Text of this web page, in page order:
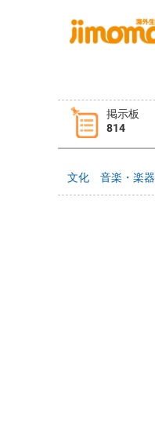
掲示板
814
タウン情報
文化 音楽・楽器